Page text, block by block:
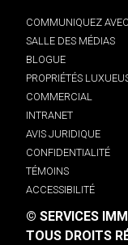
COMMUNIQUEZ
SALLE DES MÉDIAS
BLOGUE
PROPRIÉTÉS
COMMERCIAL
INTRANET
AVIS JURIDIQUE
CONFIDENTIALITÉ
TÉMOINS
ACCESSIBILITÉ
© SERVICES
TOUS DROITS